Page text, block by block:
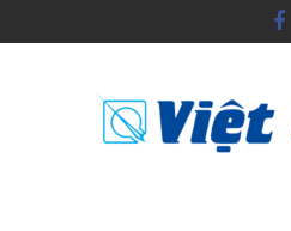
to